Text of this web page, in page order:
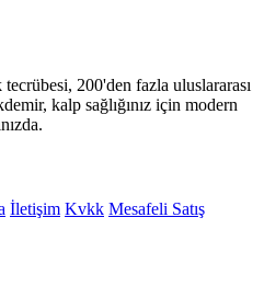
200'den fazla uluslararası
kalp sağlığınız için modern
İletişim Kvkk Mesafeli Satış